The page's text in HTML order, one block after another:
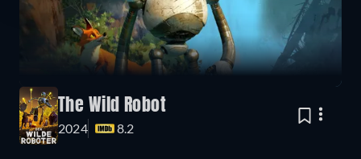
The Wild Robot
2024 8.2